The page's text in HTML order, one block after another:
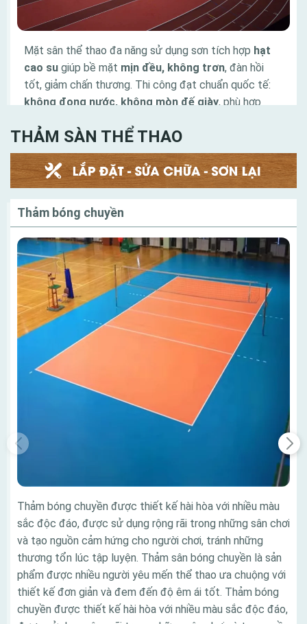
Mặt sân thể thao đa năng sử dụng sơn tích hợp hạt
cao su giúp bề mặt mịn đều, không trơn, đàn hồi
tốt, giảm chấn thương. Thi công đạt chuẩn quốc tế:
không đọng nước, không mòn đế giày, phù hợp
tưởng.
Tính Phú Quí cung cấp trọn bộ thiết bị cho đường
chạy và đường pitch đạt chuẩn thi đấu, phù hợp cho
sân vận động, trường học và khu thể thao chuyên
nghiệp.
Danh mục
THẢM SÀN THỂ THAO
Thảm bóng chuyền
Thảm bóng chuyền được thiết kế hài hòa với nhiều màu
sắc độc đáo, được sử dụng rộng rãi trong những sân chơi
và tạo nguồn cảm hứng cho người chơi, tránh những
thương tổn lúc tập luyện. Thảm sân bóng chuyền là sản
phẩm được nhiều người yêu mến thể thao ưa chuộng với
thiết kế đơn giản và đem đến độ êm ái tốt. Thảm bóng
chuyền được thiết kế hài hòa với nhiều màu sắc độc đáo,